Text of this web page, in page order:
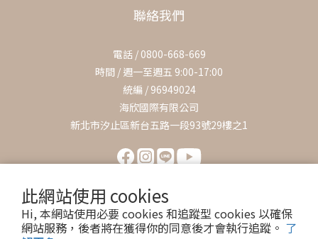
此網站使用 cookies
Hi, 本網站使用必要 cookies 和追蹤型 cookies 以確保
網站服務，後者將在獲得你的同意後才會執行追蹤。 了
聯絡我們
電話 / 0800-668-669
時間 / 週一至週五 9:00-17:00
統編 / 96949024
海欣國際有限公司
新北市汐止區新台五路一段93號29樓之1